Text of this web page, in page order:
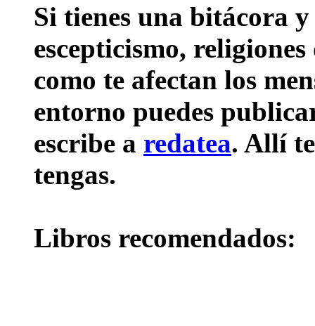
Si tienes una bitácora
escepticismo,
como te afectan los
entorno puedes
escribe a redatea. Allí
tengas.
Libros recomendados: